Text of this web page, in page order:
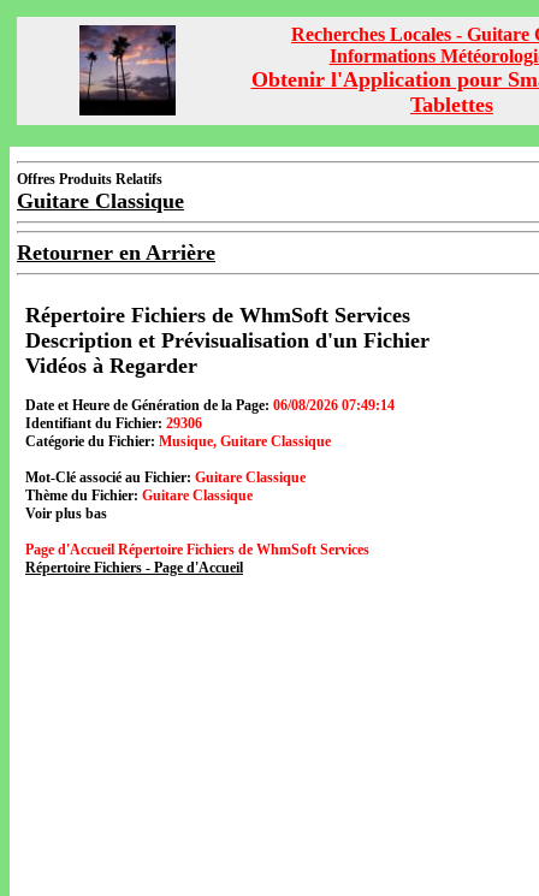
Recherches Locales - Guitare
Informations
Obtenir l'Application pour
Tablettes
Offres Produits Relatifs
Guitare Classique
Retourner en Arrière
Répertoire Fichiers de WhmSoft Services
Description et Prévisualisation d'un Fichier
Vidéos à Regarder
Date et Heure de Génération de la Page: 06/08/2026 07:49:14
Identifiant du Fichier: 29306
Catégorie du Fichier: Musique, Guitare Classique
Mot-Clé associé au Fichier: Guitare Classique
Thème du Fichier: Guitare Classique
Voir plus bas
Page d'Accueil Répertoire Fichiers de WhmSoft Services
Répertoire Fichiers - Page d'Accueil